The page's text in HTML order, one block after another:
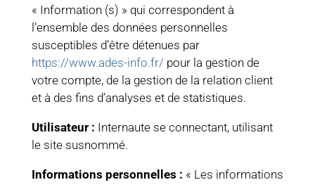
« Information (s) » qui correspondent à
l’ensemble des données personnelles
susceptibles d’être détenues par
https://www.ades-info.fr/ pour la gestion de
votre compte, de la gestion de la relation client
et à des fins d’analyses et de statistiques.
Utilisateur : Internaute se connectant, utilisant
le site susnommé.
Informations personnelles : « Les informations